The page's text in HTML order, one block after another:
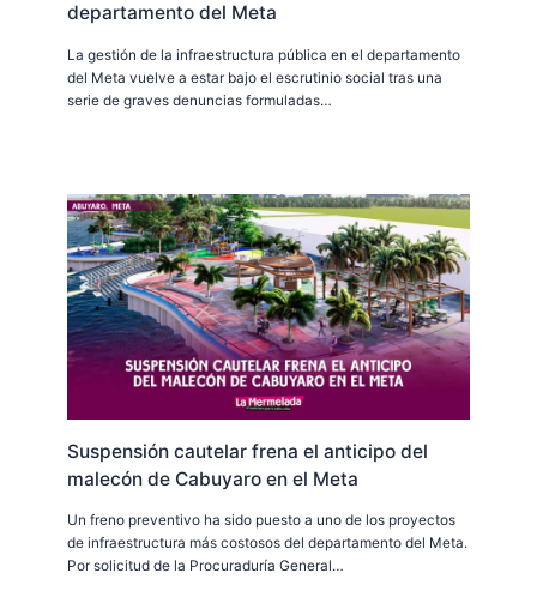
departamento del Meta
La gestión de la infraestructura pública en el departamento
del Meta vuelve a estar bajo el escrutinio social tras una
serie de graves denuncias formuladas…
Suspensión cautelar frena el anticipo del
malecón de Cabuyaro en el Meta
Un freno preventivo ha sido puesto a uno de los proyectos
de infraestructura más costosos del departamento del Meta.
Por solicitud de la Procuraduría General…